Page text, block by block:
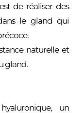
de réaliser des
le gland qui
naturelle et
gland.
un